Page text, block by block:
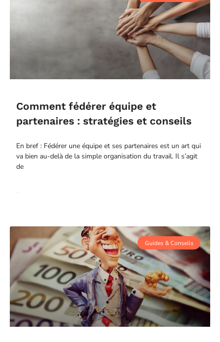
Comment fédérer équipe et
partenaires : stratégies et conseils
En bref : Fédérer une équipe et ses partenaires est un art qui
va bien au-delà de la simple organisation du travail. Il s’agit
de
Guides & Conseils